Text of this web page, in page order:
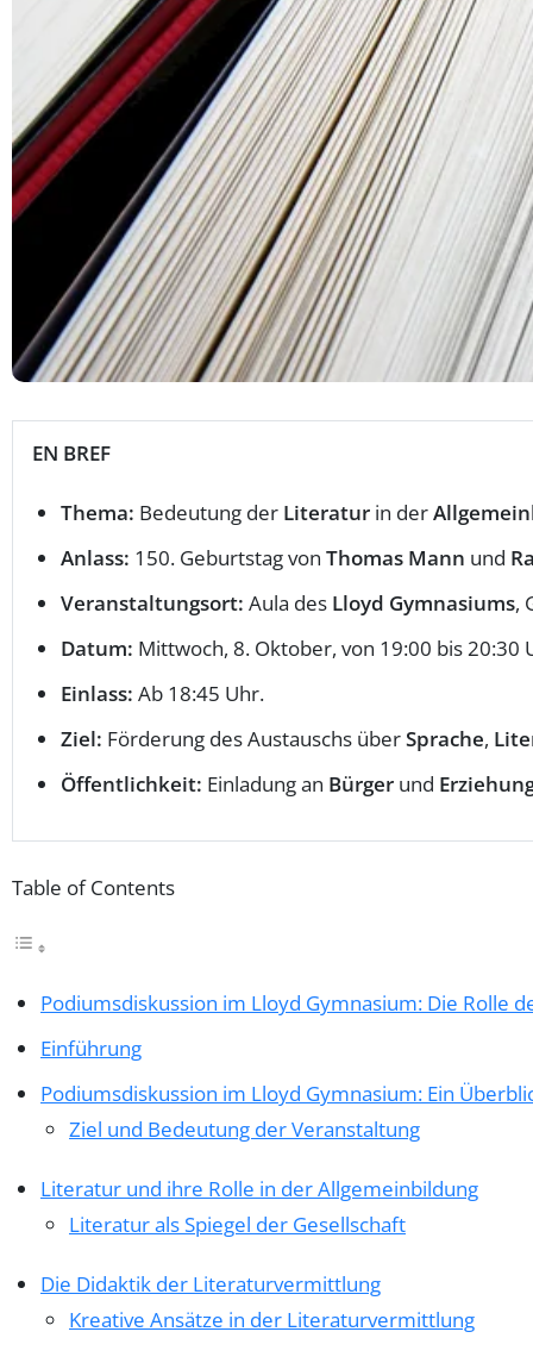
EN BREF
Thema: Bedeutung der Literatur in der
Anlass: 150. Geburtstag von Thomas Mann und
Veranstaltungsort: Aula des Lloyd Gymnasiums,
Datum: Mittwoch, 8. Oktober, von 19:00 bis 20:30
Einlass: Ab 18:45 Uhr.
Ziel: Förderung des Austauschs überSprache,
Öffentlichkeit: Einladung an Bürger und
Table of Contents
Podiumsdiskussion im Lloyd Gymnasium: Die Rolle
Einführung
Podiumsdiskussion im Lloyd Gymnasium: Ein
Ziel und Bedeutung der Veranstaltung
Literatur und ihre Rolle in der Allgemeinbildung
Literatur als Spiegel der Gesellschaft
Die Didaktik der Literaturvermittlung
Kreative Ansätze in der Literaturvermittlung